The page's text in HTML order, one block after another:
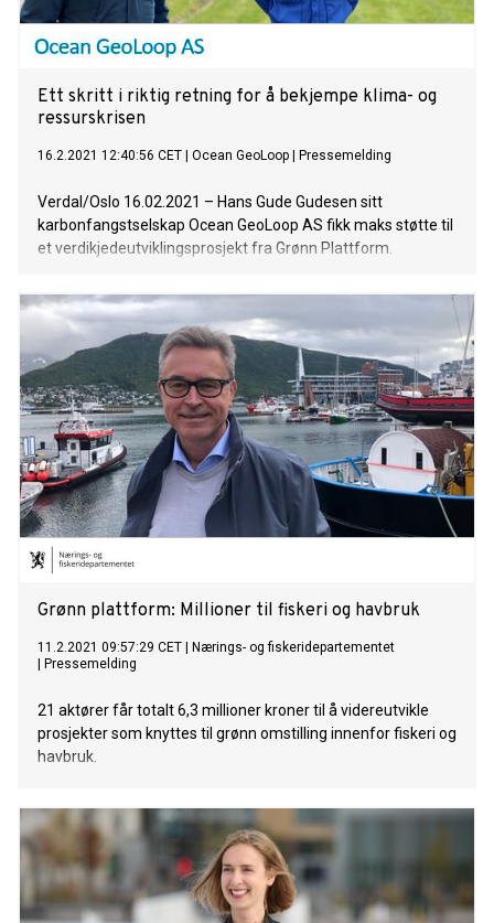
Ett skritt i riktig retning for å bekjempe klima- og
ressurskrisen
16.2.2021 12:40:56 CET Ocean GeoLoop Pressemelding
Verdal/Oslo 16.02.2021 – Hans Gude Gudesen sitt
karbonfangstselskap Ocean GeoLoop AS fikk maks støtte til
et verdikjedeutviklingsprosjekt fra Grønn Plattform.
Grønn plattform: Millioner til fiskeri og havbruk
11.2.2021 09:57:29 CET
Nærings- og fiskeridepartementet
Pressemelding
21 aktører får totalt 6,3 millioner kroner til å videreutvikle
prosjekter som knyttes til grønn omstilling innenfor fiskeri og
havbruk.